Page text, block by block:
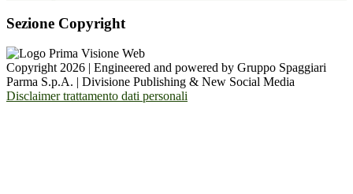
Sezione Copyright
Copyright 2026 | Engineered and powered by Gruppo Spaggiari
Parma S.p.A. | Divisione Publishing & New Social Media
Disclaimer trattamento dati personali